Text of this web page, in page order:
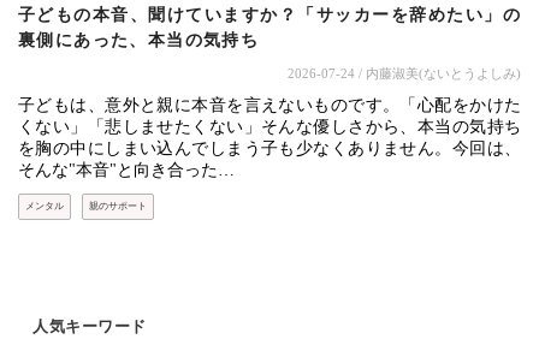
子どもの本音、聞けていますか？「サッカーを辞めたい」の
裏側にあった、本当の気持ち
2026-07-24 / 内藤淑美(ないとうよしみ)
子どもは、意外と親に本音を言えないものです。「心配をかけた
くない」「悲しませたくない」そんな優しさから、本当の気持ち
を胸の中にしまい込んでしまう子も少なくありません。今回は、
そんな"本音"と向き合った…
メンタル 親のサポート
人気キーワード